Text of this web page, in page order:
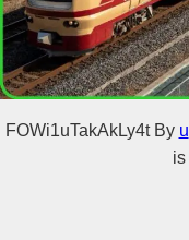
FOWi1uTakAkLy4t By u
is